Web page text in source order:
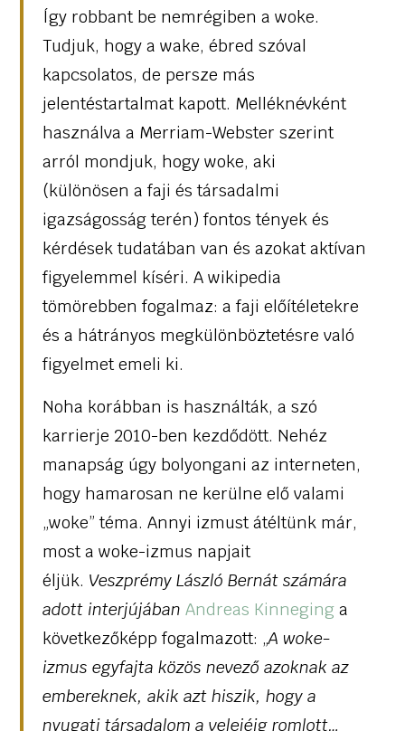
Így robbant be nemrégiben a woke.
Tudjuk, hogy a wake, ébred szóval
kapcsolatos, de persze más
jelentéstartalmat kapott. Melléknévként
használva a Merriam-Webster szerint
arról mondjuk, hogy woke, aki
(különösen a faji és társadalmi
igazságosság terén) fontos tények és
kérdések tudatában van és azokat aktívan
figyelemmel kíséri. A wikipedia
tömörebben fogalmaz: a faji előítéletekre
és a hátrányos megkülönböztetésre való
figyelmet emeli ki.
Noha korábban is használták, a szó
karrierje 2010-ben kezdődött. Nehéz
manapság úgy bolyongani az interneten,
hogy hamarosan ne kerülne elő valami
„woke” téma. Annyi izmust átéltünk már,
most a woke-izmus napjait
éljük. Veszprémy László Bernát számára
adott interjújában Andreas Kinneginga
következőképp fogalmazott: „A woke-
izmus egyfajta közös nevező azoknak az
embereknek, akik azt hiszik, hogy a
nyugati társadalom a velejéig romlott…